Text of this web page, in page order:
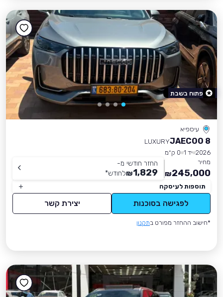
עיספיא
JAECOO 8
LUXURY
2026 יד 1
0 ק״מ
מחיר
245,000
₪
החזר חודשי מ-
1,829
₪לחודש*
תוספות לעיסקה
לפגישה בסוכנות יצירת קשר
*חישוב ההחזר מפורט בתקנון
פתוח בשבת